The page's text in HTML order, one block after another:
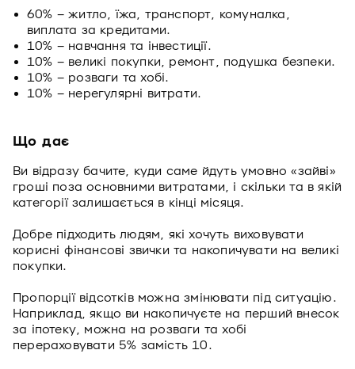
60% – житло, їжа, транспорт, комуналка,
виплата за кредитами.
10% – навчання та інвестиції.
10% – великі покупки, ремонт, подушка безпеки.
10% – розваги та хобі.
10% – нерегулярні витрати.
Що дає
Ви відразу бачите, куди саме йдуть умовно «зайві»
гроші поза основними витратами, і скільки та в якій
категорії залишається в кінці місяця.
Добре підходить людям, які хочуть виховувати
корисні фінансові звички та накопичувати на великі
покупки.
Пропорції відсотків можна змінювати під ситуацію.
Наприклад, якщо ви накопичуєте на перший внесок
за іпотеку, можна на розваги та хобі
перераховувати 5% замість 10.